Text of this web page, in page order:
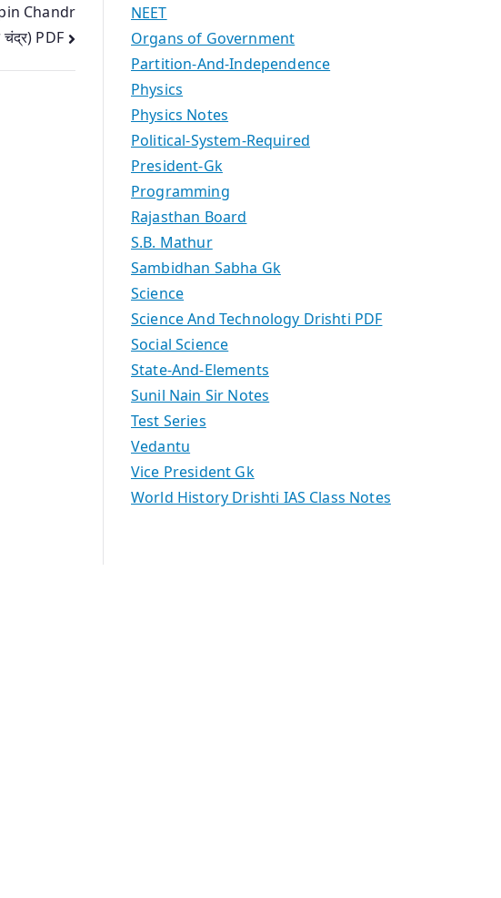
Chandr
चंद्र) PDF
NEET
Organs of Government
Partition-And-Independence
Physics
Physics Notes
Political-System-Required
President-Gk
Programming
Rajasthan Board
S.B. Mathur
Sambidhan Sabha Gk
Science
Science And Technology Drishti PDF
Social Science
State-And-Elements
Sunil Nain Sir Notes
Test Series
Vedantu
Vice President Gk
World History Drishti IAS Class Notes